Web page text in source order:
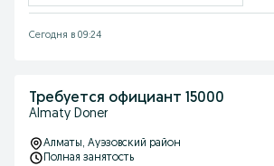
Сегодня в 09:24
Требуется официант 15000
Almaty Doner
Алматы , Ауэзовский район
Полная занятость